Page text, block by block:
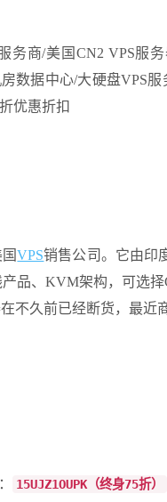
国VPS销售公司。它由印
品、KVM架构，可选
不久前已经断货，最
15UJZ1OUPK（终身75折）